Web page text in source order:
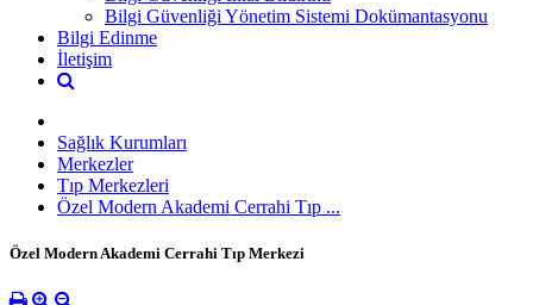
Bilgi Güvenliği Yönetim Sistemi Dokümantasyonu
Bilgi Edinme
İletişim
Sağlık Kurumları
Merkezler
Tıp Merkezleri
Özel Modern Akademi Cerrahi Tıp ...
Özel Modern Akademi Cerrahi Tıp Merkezi